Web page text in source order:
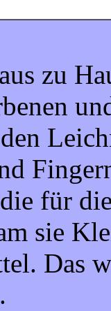
zu
für
sie
Das